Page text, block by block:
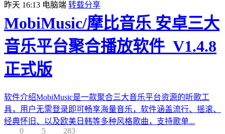
昨天 16:13 电脑端 转载分享
MobiMusic/摩比音乐 安卓三大
音乐平台聚合播放软件_V1.4.8
正式版
软件介绍MobiMusic是一款聚合三大音乐平台资源的听歌工
具，用户无需登录即可畅享海量音乐，软件涵盖流行、摇滚、
经典怀旧、以及欧美日韩等多种风格歌曲，支持歌单...
0
5 283